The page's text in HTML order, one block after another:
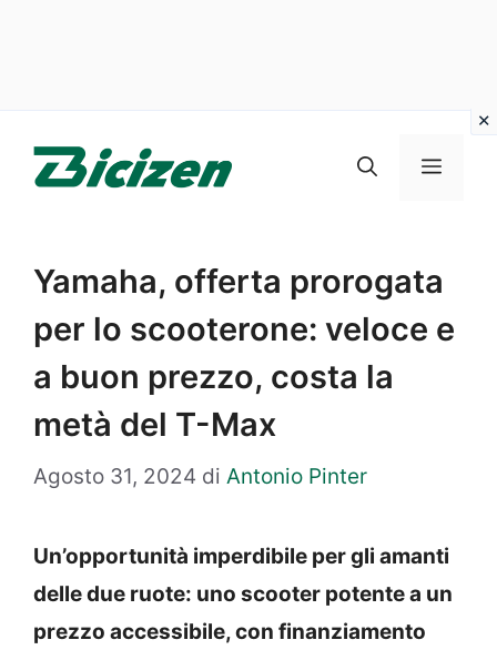
Menu
Yamaha, offerta prorogata
per lo scooterone: veloce e
a buon prezzo, costa la
metà del T-Max
Agosto 31, 2024 di Antonio Pinter
Un’opportunità imperdibile per gli amanti
delle due ruote: uno scooter potente a un
prezzo accessibile, con finanziamento